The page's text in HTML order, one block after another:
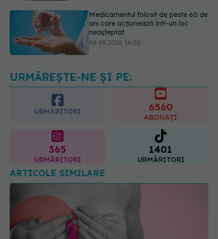
Transpirații nocturne: semnul ignorat
care poate ascunde probleme
URMĂREȘTE-NE ȘI PE:
URMĂRITORI 6560
ABONAȚI
365
URMĂRITORI
1401
URMĂRITORI
ARTICOLE SIMILARE